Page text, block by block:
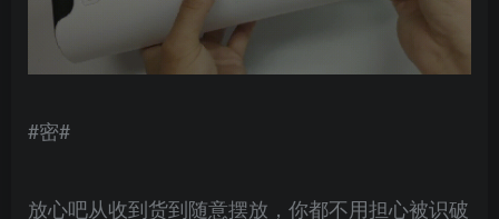
#密#
放心吧从收到货到随意摆放，你都不用担心被识破